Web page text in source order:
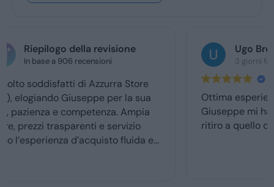
Ugo Brescia
3 giorni fa
Ottima esperienza con la vs concessionaria.
Giuseppe mi ha coccolato dal momenyo del
ritiro a quello della consegna . Grazie davvero